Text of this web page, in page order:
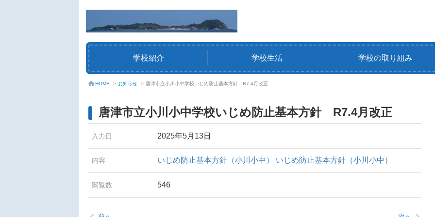
学校紹介 学校生活 学校の取り組み
HOME > お知らせ > 唐津市立小川小中学校いじめ防止基本方針 R7.4月改正
唐津市立小川小中学校いじめ防止基本方針 R7.4月改正
入力日 2025年5月13日
内容 いじめ防止基本方針（小川小中） いじめ防止基本方針（小川小中）
閲覧数 546